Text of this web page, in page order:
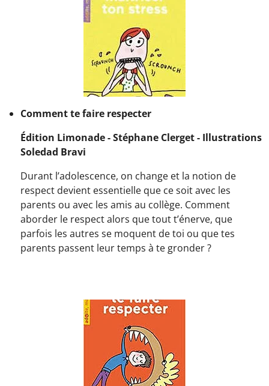
Comment te faire respecter
Édition Limonade - Stéphane Clerget - Illustrations
Soledad Bravi
Durant l’adolescence, on change et la notion de
respect devient essentielle que ce soit avec les
parents ou avec les amis au collège. Comment
aborder le respect alors que tout t’énerve, que
parfois les autres se moquent de toi ou que tes
parents passent leur temps à te gronder ?